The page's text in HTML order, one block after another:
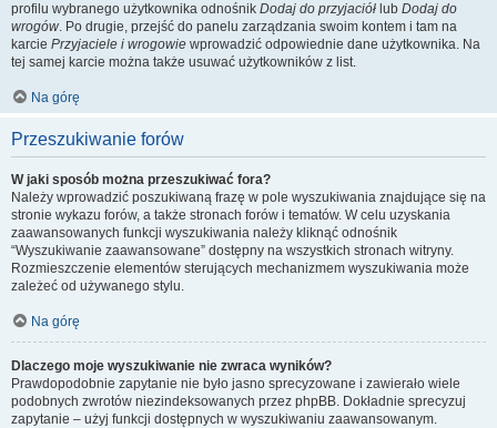
profilu wybranego użytkownika odnośnik Dodaj do przyjaciół lub Dodaj do
wrogów. Po drugie, przejść do panelu zarządzania swoim kontem i tam na
karcie Przyjaciele i wrogowie wprowadzić odpowiednie dane użytkownika. Na
tej samej karcie można także usuwać użytkowników z list.
Na górę
Przeszukiwanie forów
W jaki sposób można przeszukiwać fora?
Należy wprowadzić poszukiwaną frazę w pole wyszukiwania znajdujące się na
stronie wykazu forów, a także stronach forów i tematów. W celu uzyskania
zaawansowanych funkcji wyszukiwania należy kliknąć odnośnik
“Wyszukiwanie zaawansowane” dostępny na wszystkich stronach witryny.
Rozmieszczenie elementów sterujących mechanizmem wyszukiwania może
zależeć od używanego stylu.
Na górę
Dlaczego moje wyszukiwanie nie zwraca wyników?
Prawdopodobnie zapytanie nie było jasno sprecyzowane i zawierało wiele
podobnych zwrotów niezindeksowanych przez phpBB. Dokładnie sprecyzuj
zapytanie – użyj funkcji dostępnych w wyszukiwaniu zaawansowanym.